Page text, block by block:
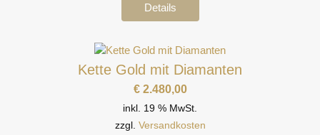
Details
Kette Gold mit Diamanten
€2.480,00
inkl. 19 % MwSt.
zzgl. Versandkosten